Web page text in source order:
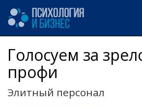
Голосуем за
профи
Элитный персонал